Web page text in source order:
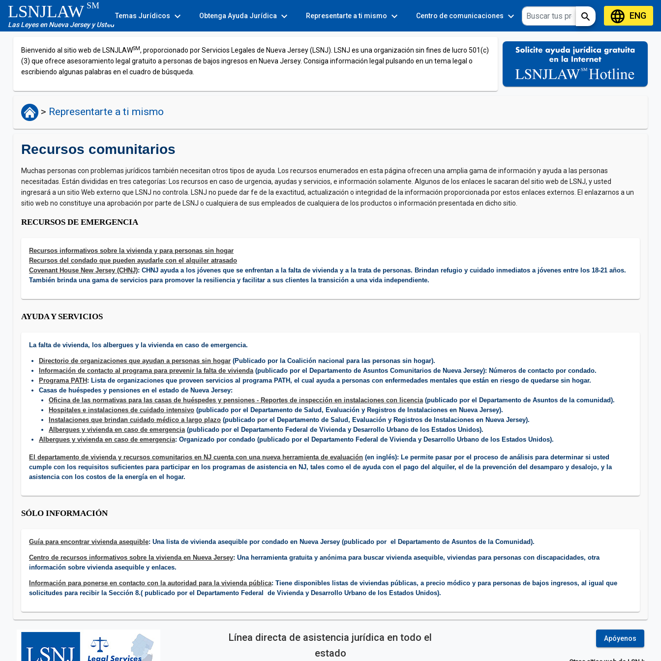
LSNJLAW SM
Las Leyes en Nueva Jersey y Usted
Temas Jurídicos expand_more Obtenga Ayuda Jurídica expand_more Representarte a ti mismo expand_more Centro de comunicaciones expand_more Toolsexpand_more search languageENG
Bienvenido al sitio web de LSNJLAWSM, proporcionado por Servicios Legales de Nueva Jersey (LSNJ). LSNJ es una organización sin fines de lucro 501(c)
(3) que ofrece asesoramiento legal gratuito a personas de bajos ingresos en Nueva Jersey. Consiga información legal pulsando en un tema legal o
escribiendo algunas palabras en el cuadro de búsqueda.
> Representarte a ti mismo
Recursos comunitarios
Muchas personas con problemas jurídicos también necesitan otros tipos de ayuda. Los recursos enumerados en esta página ofrecen una amplia gama de información y ayuda a las personas
necesitadas. Están divididas en tres categorías: Los recursos en caso de urgencia, ayudas y servicios, e información solamente. Algunos de los enlaces le sacaran del sitio web de LSNJ, y usted
ingresará a un sitio Web externo que LSNJ no controla. LSNJ no puede dar fe de la exactitud, actualización o integridad de la información proporcionada por estos enlaces externos. El enlazarnos a un
sitio web no constituye una aprobación por parte de LSNJ o cualquiera de sus empleados de cualquiera de los productos o información presentada en dicho sitio.​​​​​
RECURSOS DE EMERGENCIA
Recursos informativos sobre la vivienda y para personas sin hogar
Recursos del condado que pueden ayudarle con el alquiler atrasado
Covenant House New Jersey (CHNJ): CHNJ ayuda a los jóvenes que se enfrentan a la falta de vivienda y a la trata de personas. Brindan refugio y cuidado inmediatos a jóvenes entre los 18-21 años.
También brinda una gama de servicios para promover la resiliencia y facilitar a sus clientes la transición a una vida independiente.
AYUDA Y SERVICIOS
La falta de vivienda, los albergues y la vivienda en caso de emergencia.
Directorio de organizaciones que ayudan a personas sin hogar (Publicado por la Coalición nacional para las personas sin hogar).
Información de contacto al programa para prevenir la falta de vivienda(publicado por el Departamento de Asuntos Comunitarios de Nueva Jersey): Números de contacto por condado.
Programa PATH : Lista de organizaciones que proveen servicios al programa PATH, el cual ayuda a personas con enfermedades mentales que están en riesgo de quedarse sin hogar.
Casas de huéspedes y pensiones en el estado de Nueva Jersey:
Oficina de las normativas para las casas de huéspedes y pensiones - Reportes de inspección en instalaciones con licencia(publicado por el Departamento de Asuntos de la comunidad).
Hospitales e instalaciones de cuidado intensivo (publicado por el Departamento de Salud, Evaluación y Registros de Instalaciones en Nueva Jersey).
Instalaciones que brindan cuidado médico a largo plazo (publicado por el Departamento de Salud, Evaluación y Registros de Instalaciones en Nueva Jersey).
Albergues y vivienda en caso de emergencia(publicado por el Departamento Federal de Vivienda y Desarrollo Urbano de los Estados Unidos).
Albergues y vivienda en caso de emergencia: Organizado por condado (publicado por el Departamento Federal de Vivienda y Desarrollo Urbano de los Estados Unidos).
El departamento de vivienda y recursos comunitarios en NJ cuenta con una nueva herramienta de evaluación​ (en inglés): Le permite pasar por el proceso de análisis para determinar si usted
cumple con los requisitos suficientes para participar en los programas de asistencia en NJ, tales como el de ayuda con el pago del alquiler, el de la prevención del desamparo y desalojo, y la
asistencia con los costos de la energía en el hogar.
SÓLO INFORMACIÓN
Guía para encontrar vivienda asequible: Una lista de vivienda asequible por condado en Nueva Jersey (publicado por el Departamento de Asuntos de la Comunidad).
Centro de recursos informativos sobre la vivienda en Nueva Jersey: Una herramienta gratuita y anónima para buscar vivienda asequible, viviendas para personas con discapacidades, otra
información sobre vivienda asequible y enlaces.
Información para ponerse en contacto con la autoridad para la vivienda pública: Tiene disponibles listas de viviendas públicas, a precio módico y para personas de bajos ingresos, al igual que
solicitudes para recibir la Sección 8.( publicado por el Departamento Federal de Vivienda y Desarrollo Urbano de los Estados Unidos).​
Línea directa de asistencia jurídica en todo el
estado
Apóyenos